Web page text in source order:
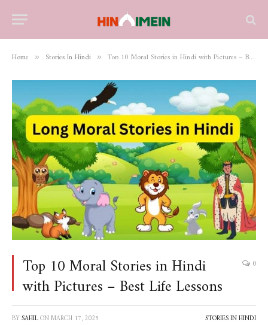
Home » Stories In Hindi » Top 10 Moral Stories in Hindi with Pictures – Best Life Lessons
Top 10 Moral Stories in Hindi
with Pictures – Best Life Lessons
0
BYSAHILONMARCH 17, 2025 STORIES IN HINDI